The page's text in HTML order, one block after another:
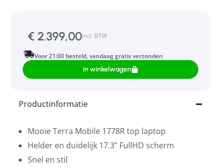
€ 2.399,00incl. BTW
Voor 21:00 besteld, vandaag gratis verzonden
in winkelwagen
Productinformatie
Mooie Terra Mobile 1778R top laptop
Helder en duidelijk 17.3” FullHD scherm
Snel en stil